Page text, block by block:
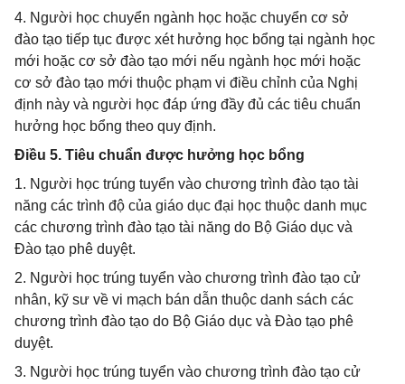
4. Người học chuyển ngành học hoặc chuyển cơ sở
đào tạo tiếp tục được xét hưởng học bổng tại ngành học
mới hoặc cơ sở đào tạo mới nếu ngành học mới hoặc
cơ sở đào tạo mới thuộc phạm vi điều chỉnh của Nghị
định này và người học đáp ứng đầy đủ các tiêu chuẩn
hưởng học bổng theo quy định.
Điều 5. Tiêu chuẩn được hưởng học bổng
1. Người học trúng tuyển vào chương trình đào tạo tài
năng các trình độ của giáo dục đại học thuộc danh mục
các chương trình đào tạo tài năng do Bộ Giáo dục và
Đào tạo phê duyệt.
2. Người học trúng tuyển vào chương trình đào tạo cử
nhân, kỹ sư về vi mạch bán dẫn thuộc danh sách các
chương trình đào tạo do Bộ Giáo dục và Đào tạo phê
duyệt.
3. Người học trúng tuyển vào chương trình đào tạo cử